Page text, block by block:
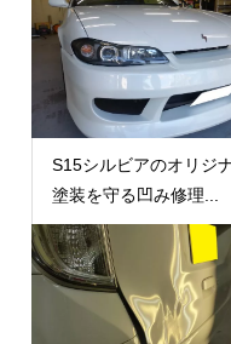
S15シルビアのオリジ
塗装を守る凹み修理...